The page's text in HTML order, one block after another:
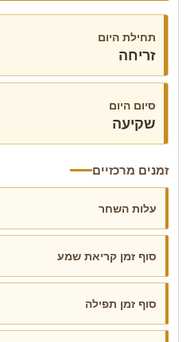
תחילת היום
זריחה
סיום היום
שקיעה
זמנים מרכזיים
עלות השחר
סוף זמן קריאת שמע
סוף זמן תפילה